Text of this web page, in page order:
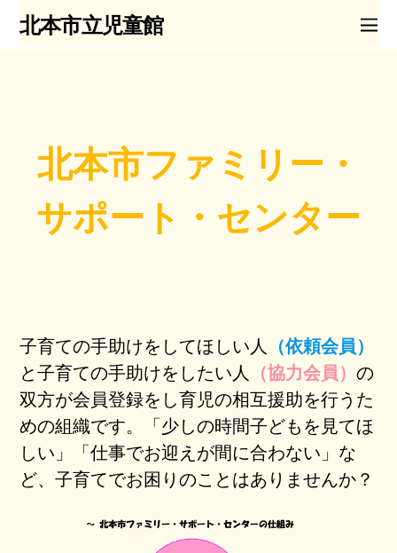
北本市立児童館
北本市ファミリー・
サポート・センター
子育ての手助けをしてほしい人
（依頼会員）
と子育ての手助けをしたい人
（協力会員）の
双方が会員登録をし育児の相互援助を行うた
めの組織です。「少しの時間子どもを見てほ
しい」「仕事でお迎えが間に合わない」な
ど、子育てでお困りのことはありませんか？